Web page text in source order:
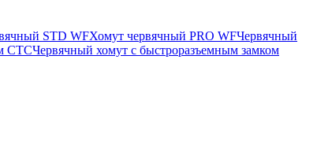
STD WFХомут червячный PRO WFЧервячный
CTCЧервячный хомут с быстроразъемным замком